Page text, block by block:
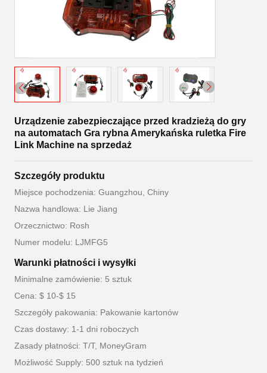
Urządzenie zabezpieczające przed kradzieżą do gry
na automatach Gra rybna Amerykańska ruletka Fire
Link Machine na sprzedaż
Szczegóły produktu
Miejsce pochodzenia: Guangzhou, Chiny
Nazwa handlowa: Lie Jiang
Orzecznictwo: Rosh
Numer modelu: LJMFG5
Warunki płatności i wysyłki
Minimalne zamówienie: 5 sztuk
Cena: $ 10-$ 15
Szczegóły pakowania: Pakowanie kartonów
Czas dostawy: 1-1 dni roboczych
Zasady płatności: T/T, MoneyGram
Możliwość Supply: 500 sztuk na tydzień